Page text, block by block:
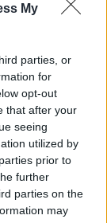
My
parties, or
for
opt-out
that after your
seeing
utilized by
prior to
further
parties on the
may
i